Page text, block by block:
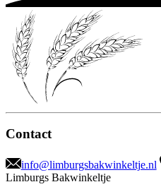
Contact
info@limburgsbakwinkeltje.nl
Limburgs Bakwinkeltje